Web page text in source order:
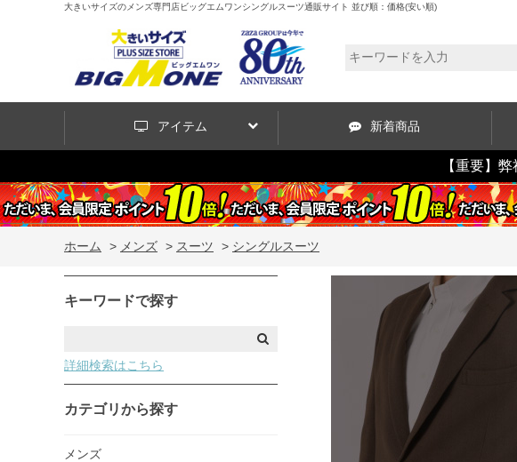
大きいサイズのメンズ専門店ビッグエムワンシングルスーツ通販サイト 並び順：価格(安い順)
アイテム 新着商品
【重要】
ホーム > メンズ > スーツ > シングルスーツ
キーワードで探す
詳細検索はこちら
カテゴリから探す
メンズ